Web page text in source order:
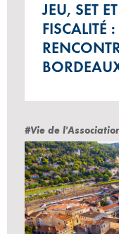
JEU, SET
FISCALITÉ
#Vie de